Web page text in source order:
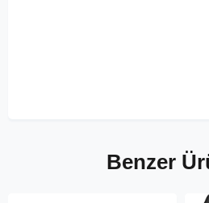
Benzer